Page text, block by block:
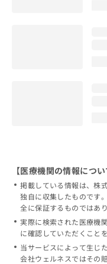
【医療機関の情報につい
掲載している情報は、株
独自に収集したものです
全に保証するものではあり
実際に検索された医療機
に確認していただくこと
当サービスによって生じ
会社ウェルネスではその